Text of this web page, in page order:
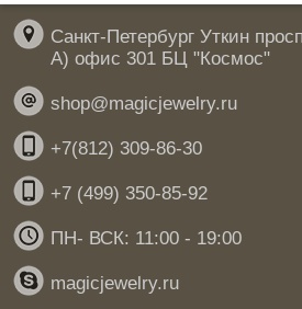
Санкт-Петербург Уткин
А) офис 301 БЦ "Космос"
shop@magicjewelry.ru
+7(812) 309-86-30
+7 (499) 350-85-92
ПН- ВСК: 11:00 - 19:00
magicjewelry.ru